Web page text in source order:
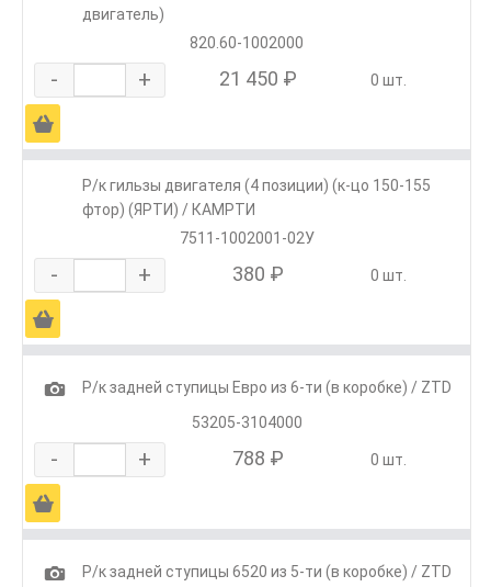
двигатель)
820.60-1002000
- + 21 450 ₽ 0 шт.
Ä
Р/к гильзы двигателя (4 позиции) (к-цо 150-155
фтор) (ЯРТИ) / КАМРТИ
7511-1002001-02У
- + 380 ₽ 0 шт.
Ä
1
Р/к задней ступицы Евро из 6-ти (в коробке) / ZTD
53205-3104000
- + 788 ₽ 0 шт.
Ä
1
Р/к задней ступицы 6520 из 5-ти (в коробке) / ZTD